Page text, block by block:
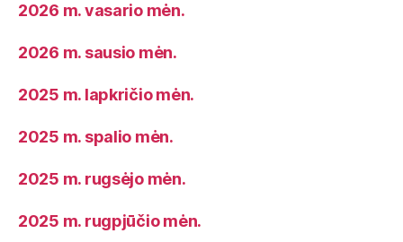
2026 m. vasario mėn.
2026 m. sausio mėn.
2025 m. lapkričio mėn.
2025 m. spalio mėn.
2025 m. rugsėjo mėn.
2025 m. rugpjūčio mėn.